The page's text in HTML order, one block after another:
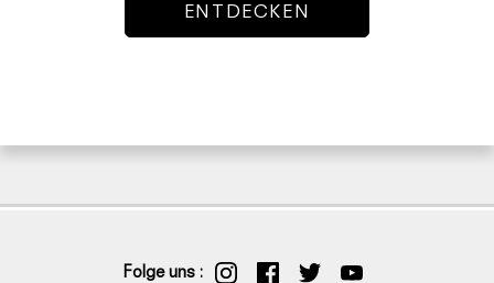
ENTDECKEN
Folge uns :